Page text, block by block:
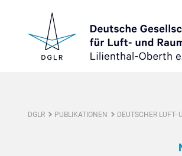
DGLR PUBLIKATIONEN DEUTSCHER LUFT-